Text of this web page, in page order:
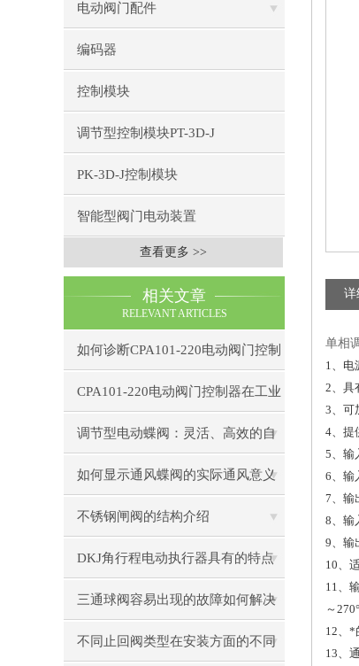
电动阀门配件
编码器
控制模块
调节型控制模块PT-3D-J
PK-3D-J控制模块
智能型阀门电动装置
查看更多 >>
相关文章
RELEVANT ARTICLES
如何诊断CPA101-220电动阀门控制
器的通信故障？
CPA101-220电动阀门控制器在工业
自动化中的应用
调节型电动蝶阀：灵活、高效的自
动化解决方案
如何显示通风蝶阀的实际通风意义
不锈钢闸阀的结构介绍
DKJ角行程电动执行器具有的特点
三通球阀容易出现的故障如何解决
不同止回阀类型在安装方面的不同
详
单相
1、电
2、具
3、可
4、提
5、输
6、输
7、输
8、输
9、输
10、
11、
～
12、*
13、